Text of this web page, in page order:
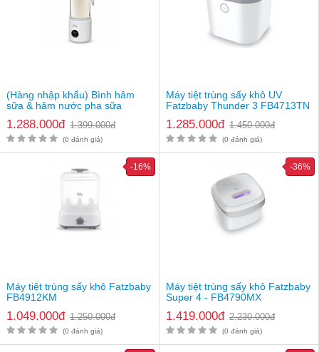
(Hàng nhập khẩu) Bình hâm
sữa & hâm nước pha sữa
1.288.000đ 1.399.000đ
(0 đánh giá)
Máy tiệt trùng sấy khô UV
Fatzbaby Thunder 3 FB4713TN
1.285.000đ 1.450.000đ
(0 đánh giá)
Máy tiệt trùng sấy khô Fatzbaby
FB4912KM
1.049.000đ 1.250.000đ
-16%
(0 đánh giá)
Máy tiệt trùng sấy khô Fatzbaby
Super 4 - FB4790MX
1.419.000đ 2.230.000đ
-36%
(0 đánh giá)